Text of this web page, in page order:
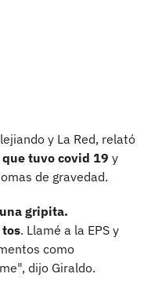
y La Red, relató
que tuvo covid 19 y
de gravedad.
gripita.
. Llamé a la EPS y
como
dijo Giraldo.